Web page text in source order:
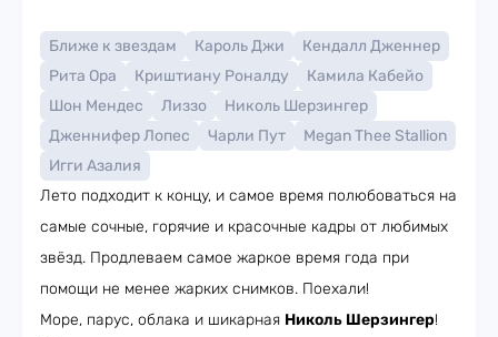
Ближе к звездам Кароль Джи
Кендалл Дженнер
Рита Ора
Криштиану Роналду
Камила Кабейо
Шон Мендес
Лиззо
Николь Шерзингер
Дженнифер Лопес
Чарли Пут
Megan Thee Stallion
Игги Азалия
Лето подходит к концу, и самое время полюбоваться на
самые сочные, горячие и красочные кадры от любимых
звёзд. Продлеваем самое жаркое время года при
помощи не менее жарких снимков. Поехали!
Море, парус, облака и шикарная Николь Шерзингер!